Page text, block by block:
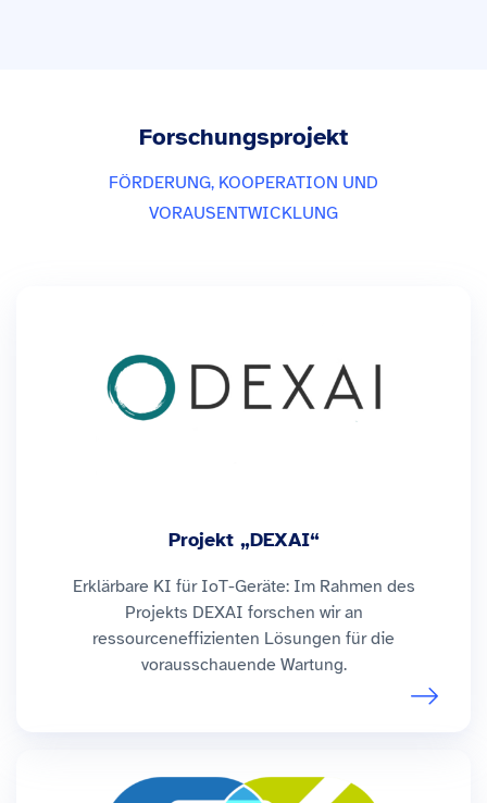
Forschungsprojekt
FÖRDERUNG, KOOPERATION UND
VORAUSENTWICKLUNG
Projekt „DEXAI“
Erklärbare KI für IoT-Geräte: Im Rahmen des
Projekts DEXAI forschen wir an
ressourceneffizienten Lösungen für die
vorausschauende Wartung.